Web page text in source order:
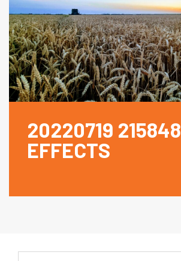
20220719 215848
EFFECTS